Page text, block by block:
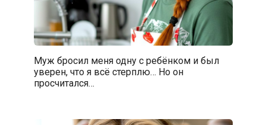
Муж бросил меня одну с ребёнком и был
уверен, что я всё стерплю… Но он
просчитался…